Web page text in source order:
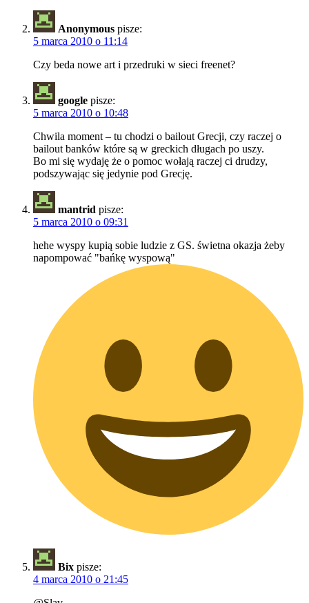
Anonymous pisze:
5 marca 2010 o 11:14
Czy beda nowe art i przedruki w sieci freenet?
google pisze:
5 marca 2010 o 10:48
Chwila moment – tu chodzi o bailout Grecji, czy raczej o
bailout banków które są w greckich długach po uszy.
Bo mi się wydaję że o pomoc wołają raczej ci drudzy,
podszywając się jedynie pod Grecję.
mantrid pisze:
5 marca 2010 o 09:31
hehe wyspy kupią sobie ludzie z GS. świetna okazja żeby
napompować "bańkę wyspową"
Bix pisze:
4 marca 2010 o 21:45